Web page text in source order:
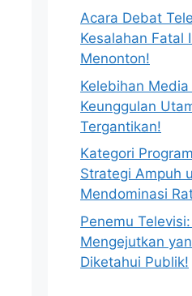
Acara Debat
Kesalahan Fatal
Menonton!
Kelebihan
Keunggulan
Tergantikan!
Kategori
Strategi Ampuh
Mendominasi
Penemu
Mengejutkan
Diketahui Publik!